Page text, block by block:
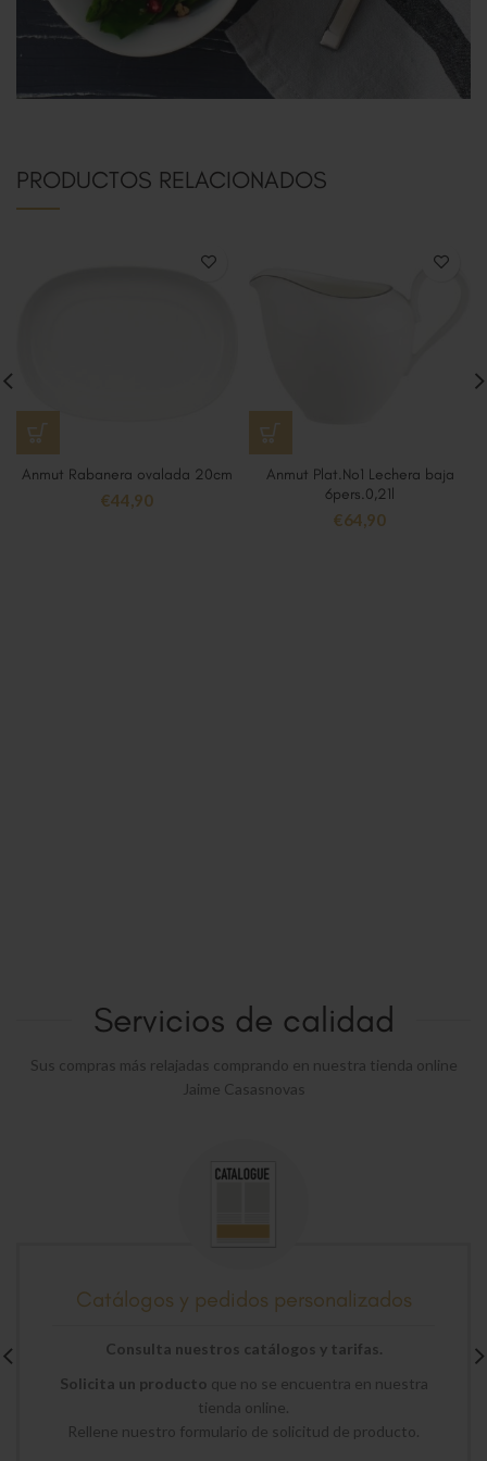
PRODUCTOS RELACIONADOS
Anmut Rabanera ovalada 20cm
€44,90
Anmut Plat.No1 Lechera baja
6pers.0,21l
€64,90
Servicios de calidad
Sus compras más relajadas comprando en nuestra tienda online
Jaime Casasnovas
Catálogos y pedidos personalizados
Consulta nuestros catálogos y tarifas.
Solicita un producto que no se encuentra en nuestra
tienda online.
Rellene nuestro formulario de solicitud de producto.